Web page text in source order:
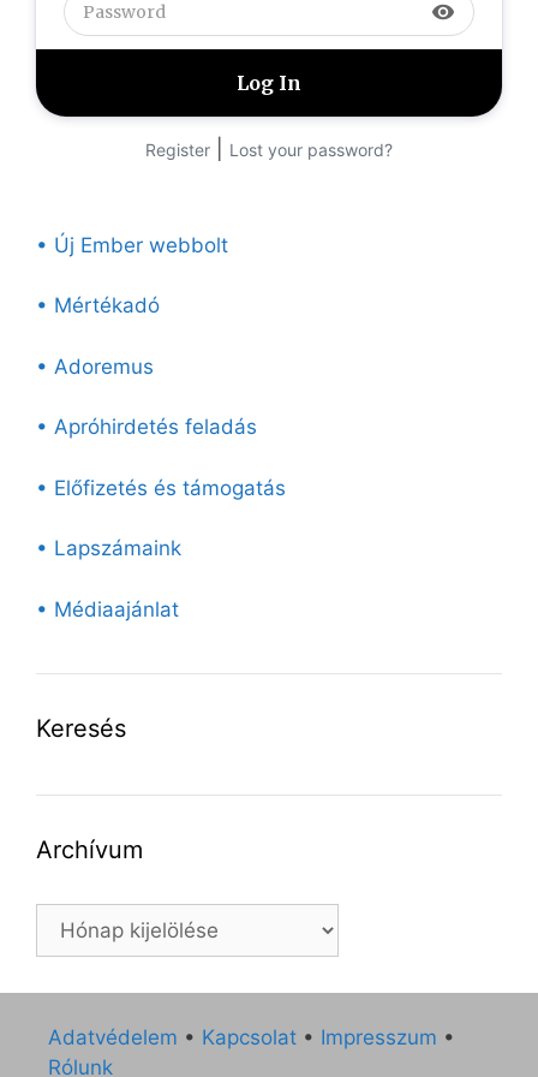
visibility
Register Lost your password?
• Új Ember webbolt
• Mértékadó
• Adoremus
• Apróhirdetés feladás
• Előfizetés és támogatás
• Lapszámaink
• Médiaajánlat
Keresés
Archívum
Archívum
Adatvédelem • Kapcsolat • Impresszum •
Rólunk